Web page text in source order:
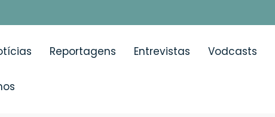
Reportagens Entrevistas Vodcasts